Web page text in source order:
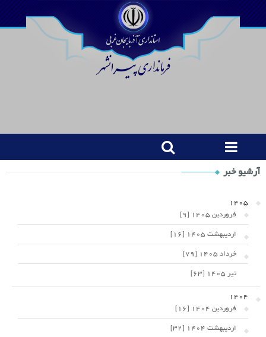
Shop
Category
Widget
آرشیو خبر
1405
فروردین 1405 [9]
اردیبهشت 1405 [16]
خرداد 1405 [79]
تیر 1405 [63]
1404
فروردین 1404 [16]
اردیبهشت 1404 [32]